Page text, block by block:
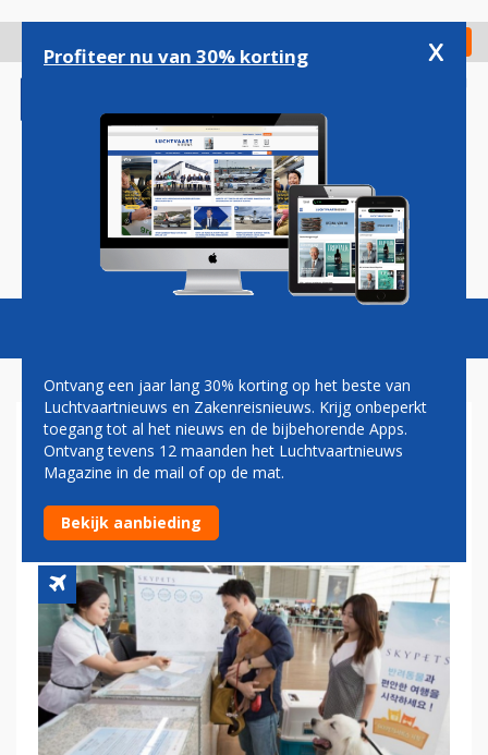
gaan
Check in
Magazine Podcasts Vacatures
KOREAN AIR KOMT MET
BELONINGSPROGRAMMA
VOOR HUISDIEREN
Profiteer nu van 30% korting x
Ontvang een jaar lang 30% korting op het beste van
Luchtvaartnieuws en Zakenreisnieuws. Krijg onbeperkt
toegang tot al het nieuws en de bijbehorende Apps.
Ontvang tevens 12 maanden het Luchtvaartnieuws
Magazine in de mail of op de mat.
Bekijk aanbieding